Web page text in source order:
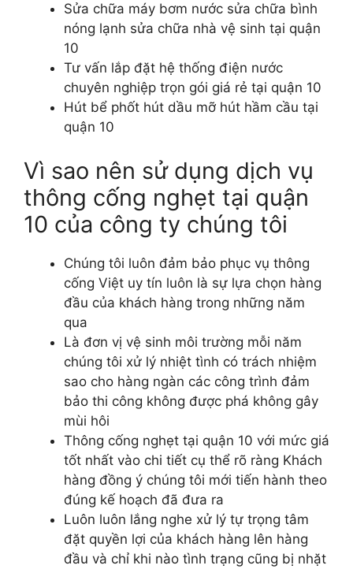
Sửa chữa máy bơm nước sửa chữa bình
nóng lạnh sửa chữa nhà vệ sinh tại quận
10
Tư vấn lắp đặt hệ thống điện nước
chuyên nghiệp trọn gói giá rẻ tại quận 10
Hút bể phốt hút dầu mỡ hút hầm cầu tại
quận 10
Vì sao nên sử dụng dịch vụ
thông cống nghẹt tại quận
10 của công ty chúng tôi
Chúng tôi luôn đảm bảo phục vụ thông
cống Việt uy tín luôn là sự lựa chọn hàng
đầu của khách hàng trong những năm
qua
Là đơn vị vệ sinh môi trường mỗi năm
chúng tôi xử lý nhiệt tình có trách nhiệm
sao cho hàng ngàn các công trình đảm
bảo thi công không được phá không gây
mùi hôi
Thông cống nghẹt tại quận 10 với mức giá
tốt nhất vào chi tiết cụ thể rõ ràng Khách
hàng đồng ý chúng tôi mới tiến hành theo
đúng kế hoạch đã đưa ra
Luôn luôn lắng nghe xử lý tự trọng tâm
đặt quyền lợi của khách hàng lên hàng
đầu và chỉ khi nào tình trạng cũng bị nhặt